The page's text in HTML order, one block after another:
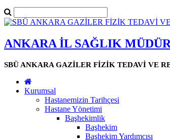
ANKARA İL SAĞLIK
SBÜ ANKARA GAZİLER FİZİK TEDAVİ VE
Kurumsal
Hastanemizin Tarihçesi
Hastane Yönetimi
Başhekimlik
Başhekim
Başhekim Yardımcısı